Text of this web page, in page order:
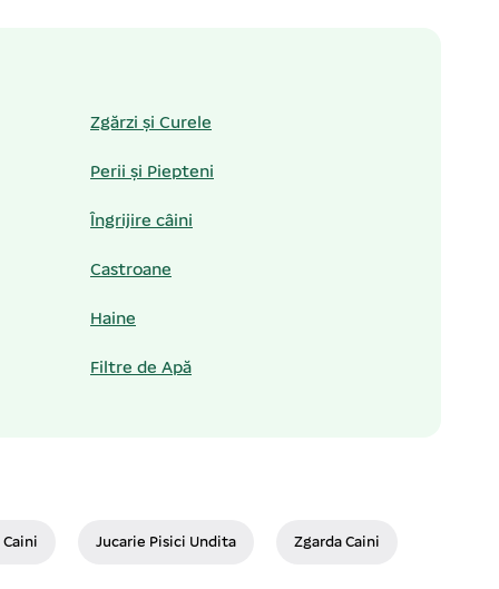
Zgărzi și Curele
Perii și Piepteni
Îngrijire câini
Castroane
Haine
Filtre de Apă
Jucarie Pisici Undita Zgarda Caini